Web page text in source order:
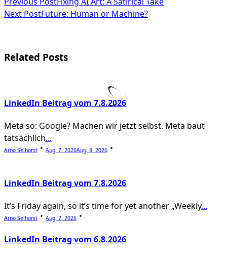
<span
class="nav-
screen-
text">Page</span>
Next PostFuture: Human or Machine?
Related Posts
LinkedIn Beitrag vom 7.8.2026
Meta so: Google? Machen wir jetzt selbst. Meta baut
tatsächlich...
Arno Selhorst Aug. 7, 2026Aug. 8, 2026
LinkedIn Beitrag vom 7.8.2026
It’s Friday again, so it’s time for yet another „Weekly...
Arno Selhorst Aug. 7, 2026
LinkedIn Beitrag vom 6.8.2026